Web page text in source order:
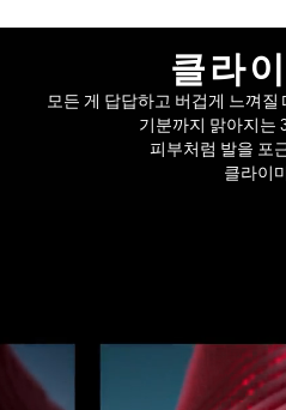
클라
모든 게 답답하고 버겁게 느껴질
기분까지 맑아지는
피부처럼 발을 포
클라이